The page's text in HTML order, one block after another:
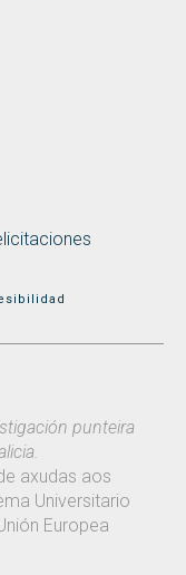
punteira
axudas aos
Universitario
Europea